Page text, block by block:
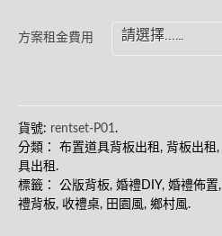
方案租金費用 請選擇...…
貨號: rentset-P01.
分類： 布置道具背板出租 , 背板出租 ,
具出租 .
標籤： 公版背板, 婚禮DIY, 婚禮佈置,
禮背板, 收禮桌, 田園風, 鄉村風.